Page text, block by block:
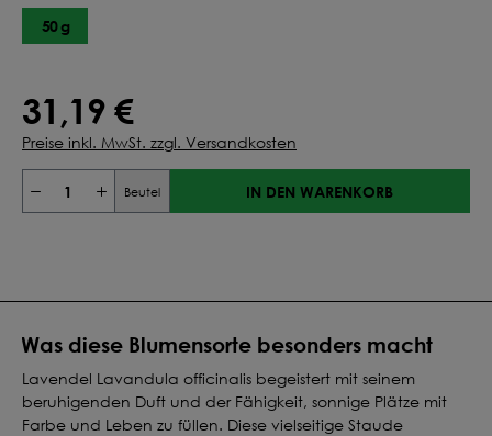
Was diese Blumensorte besonders macht
Lavendel Lavandula officinalis begeistert mit seinem
beruhigenden Duft und der Fähigkeit, sonnige Plätze mit
Farbe und Leben zu füllen. Diese vielseitige Staude
50 g
31,19 €
Preise inkl. MwSt. zzgl. Versandkosten
Beutel IN DEN WARENKORB